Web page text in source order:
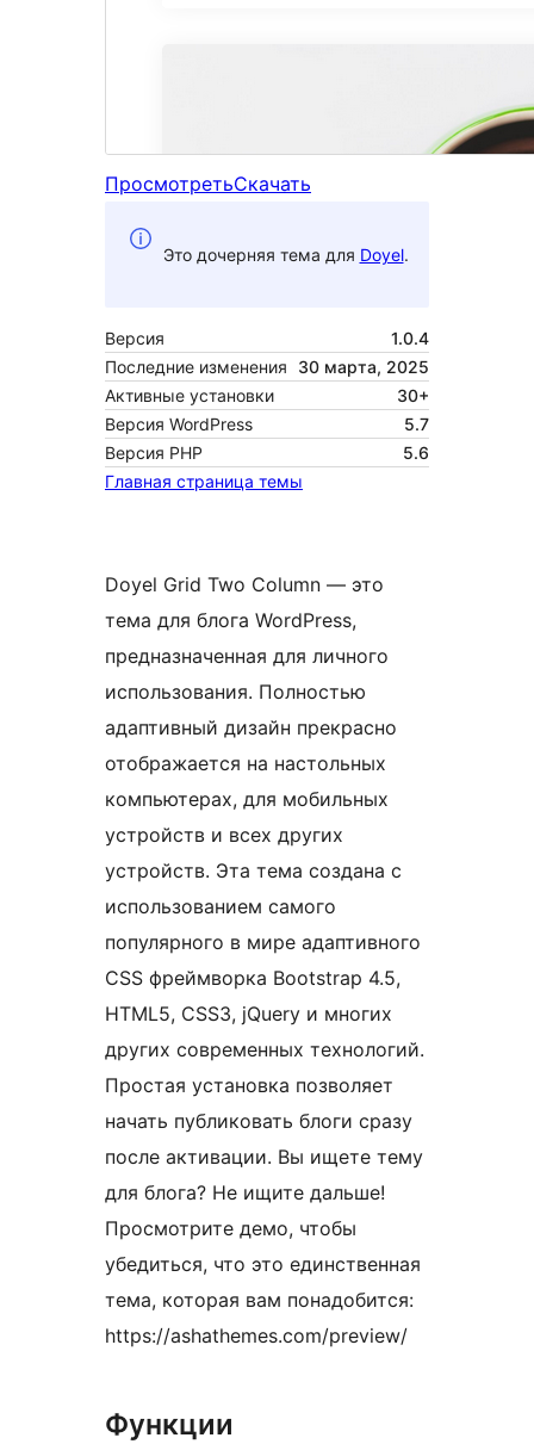
ПросмотретьСкачать
Это дочерняя тема для Doyel.
Версия
1.0.4
Последние изменения
30 марта, 2025
Активные установки
30+
Версия WordPress
5.7
Версия PHP
5.6
Главная страница темы
Doyel Grid Two Column — это
тема для блога WordPress,
предназначенная для личного
использования. Полностью
адаптивный дизайн прекрасно
отображается на настольных
компьютерах, для мобильных
устройств и всех других
устройств. Эта тема создана с
использованием самого
популярного в мире адаптивного
CSS фреймворка Bootstrap 4.5,
HTML5, CSS3, jQuery и многих
других современных технологий.
Простая установка позволяет
начать публиковать блоги сразу
после активации. Вы ищете тему
для блога? Не ищите дальше!
Просмотрите демо, чтобы
убедиться, что это единственная
тема, которая вам понадобится:
https://ashathemes.com/preview/
Функции